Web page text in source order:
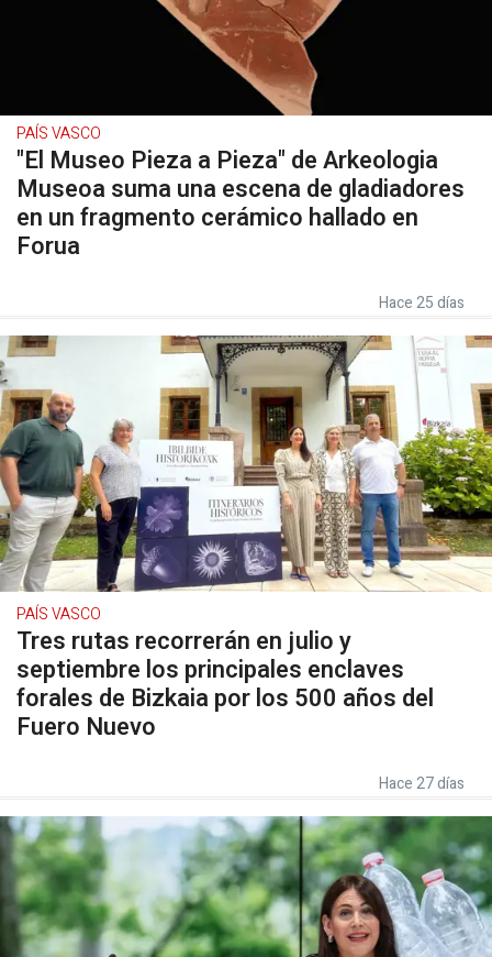
PAÍS VASCO
"El Museo Pieza a Pieza" de Arkeologia
Museoa suma una escena de gladiadores
en un fragmento cerámico hallado en
Forua
Hace 25 días
PAÍS VASCO
Tres rutas recorrerán en julio y
septiembre los principales enclaves
forales de Bizkaia por los 500 años del
Fuero Nuevo
Hace 27 días